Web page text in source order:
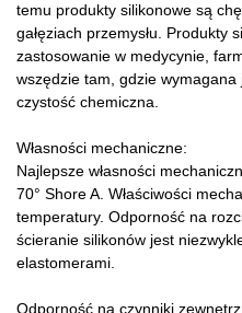
temu produkty silikonowe są
gałęziach przemysłu. Produkty
zastosowanie w medycynie,
wszędzie tam, gdzie wymagana
czystość chemiczna.
Własności mechaniczne:
Najlepsze własności
70° Shore A. Właściwości
temperatury. Odporność na
ścieranie silikonów jest
elastomerami.
Odporność na czynniki